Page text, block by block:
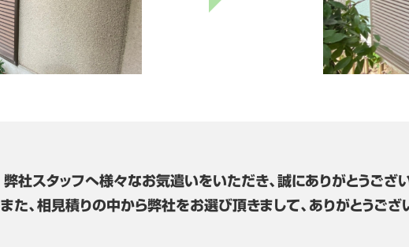
弊社スタッフへ様々なお気遣いをいただき、誠にありがとうござ
また、相見積りの中から弊社をお選び頂きまして、ありがとうござ